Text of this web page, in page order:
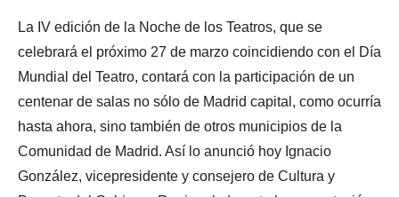
La IV edición de la Noche de los Teatros, que se
celebrará el próximo 27 de marzo coincidiendo con el Día
Mundial del Teatro, contará con la participación de un
centenar de salas no sólo de Madrid capital, como ocurría
hasta ahora, sino también de otros municipios de la
Comunidad de Madrid. Así lo anunció hoy Ignacio
González, vicepresidente y consejero de Cultura y